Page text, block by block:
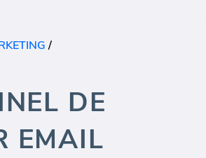
/
DE
EMAIL